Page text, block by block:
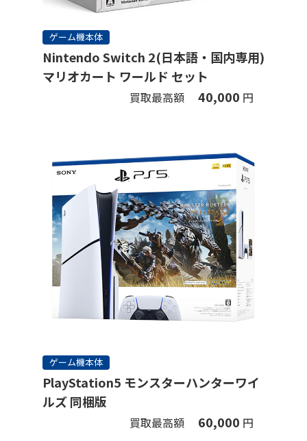
ゲーム機本体
Nintendo Switch 2(日本語・国内専用)
マリオカート ワールド セット
買取最高額 40,000 円
ゲーム機本体
PlayStation5 モンスターハンターワイ
ルズ 同梱版
買取最高額 60,000 円